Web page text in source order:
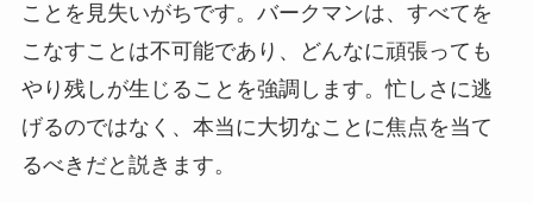
ことを見失いがちです。バークマンは、すべてを
こなすことは不可能であり、どんなに頑張っても
やり残しが生じることを強調します。忙しさに逃
げるのではなく、本当に大切なことに焦点を当て
るべきだと説きます。